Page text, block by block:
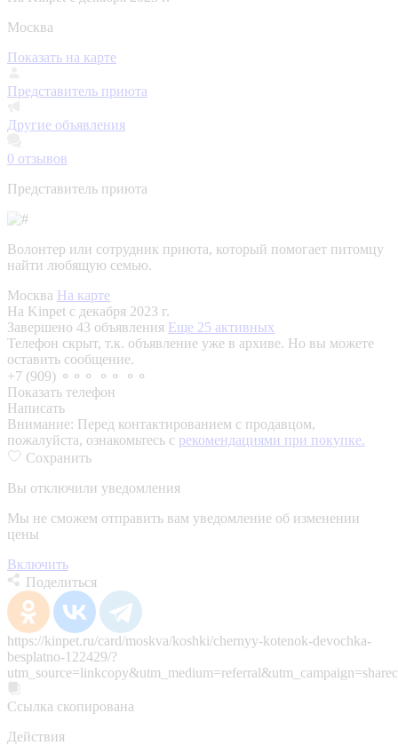
Москва
Показать на карте
Представитель приюта
Другие объявления
0 отзывов
Представитель приюта
Волонтер или сотрудник приюта, который помогает питомцу
найти любящую семью.
Москва На карте
На Kinpet c декабря 2023 г.
Завершено 43 объявления Еще 25 активных
Телефон скрыт, т.к. объявление уже в архиве. Но вы можете
оставить сообщение.
+7 (909) ⚬⚬⚬ ⚬⚬ ⚬⚬
Показать телефон
Написать
Внимание: Перед контактированием с продавцом,
пожалуйста, ознакомьтесь с рекомендациями при покупке.
Сохранить
Вы отключили уведомления
Мы не сможем отправить вам уведомление об изменении
цены
Включить
Поделиться
https://kinpet.ru/card/moskva/koshki/chernyy-kotenok-devochka-
besplatno-122429/?
Ссылка скопирована
Действия